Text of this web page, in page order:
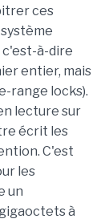
ces
c'est-à-dire
entier, mais
range locks).
lecture sur
écrit les
C'est
les
un
à